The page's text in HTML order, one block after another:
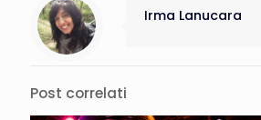
Irma Lanucara
Post correlati